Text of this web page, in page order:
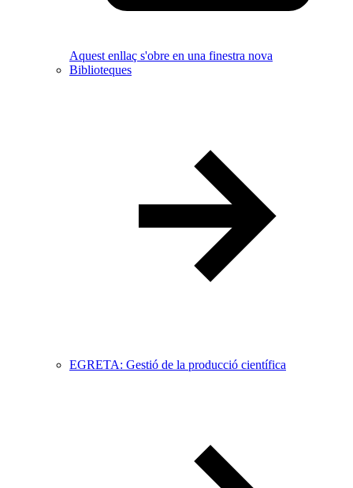
Aquest enllaç s'obre en una finestra nova
Biblioteques
EGRETA: Gestió de la producció científica